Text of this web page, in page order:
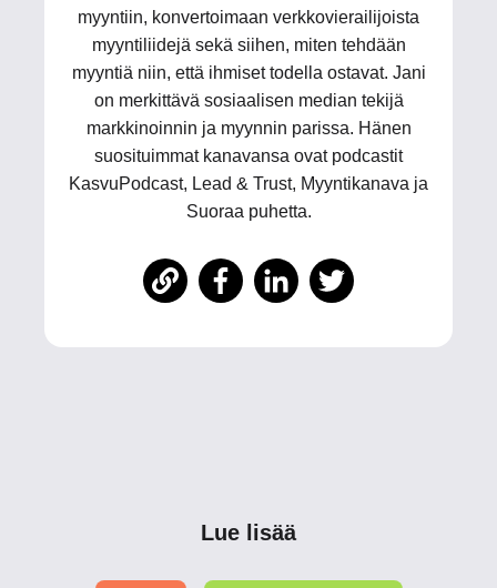
myyntiin, konvertoimaan verkkovierailijoista
myyntiliidejä sekä siihen, miten tehdään
myyntiä niin, että ihmiset todella ostavat. Jani
on merkittävä sosiaalisen median tekijä
markkinoinnin ja myynnin parissa. Hänen
suosituimmat kanavansa ovat podcastit
KasvuPodcast, Lead & Trust, Myyntikanava ja
Suoraa puhetta.
Lue lisää